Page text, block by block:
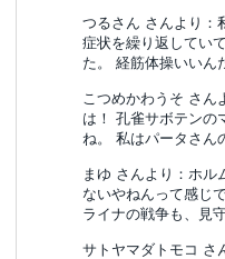
つるさん さんより：
症状を繰り返してい
た。 経筋体操いいん
こつめかわうそ さん
は！ 孔雀サボテンの
ね。 私はパータさん
まゆ さんより： ホル
ないやねんって感じ
ライナの戦争も、見守
サトヤマダトモコ さ